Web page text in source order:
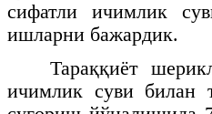
сифатли ичимлик
ишларни бажардик.
Тараққиёт
ичимлик суви билан